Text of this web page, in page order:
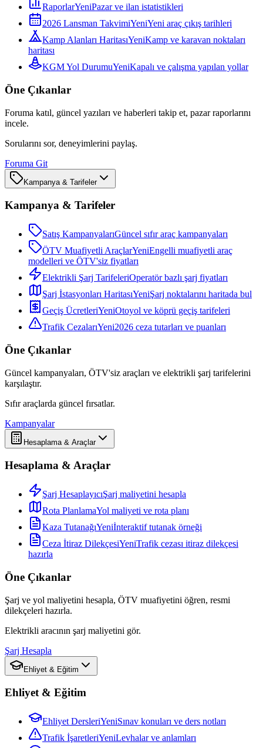
RaporlarYeniPazar ve ilan istatistikleri
2026 Lansman TakvimiYeniYeni araç çıkış tarihleri
Kamp Alanları HaritasıYeniKamp ve karavan noktaları
haritası
KGM Yol DurumuYeniKapalı ve çalışma yapılan yollar
Öne Çıkanlar
Foruma katıl, güncel yazıları ve haberleri takip et, pazar raporlarını
incele.
Sorularını sor, deneyimlerini paylaş.
Foruma Git
Kampanya & Tarifeler
Kampanya & Tarifeler
Satış KampanyalarıGüncel sıfır araç kampanyaları
ÖTV Muafiyetli AraçlarYeniEngelli muafiyetli araç
modelleri ve ÖTV'siz fiyatları
Elektrikli Şarj TarifeleriOperatör bazlı şarj fiyatları
Şarj İstasyonları HaritasıYeniŞarj noktalarını haritada bul
Geçiş ÜcretleriYeniOtoyol ve köprü geçiş tarifeleri
Trafik CezalarıYeni2026 ceza tutarları ve puanları
Öne Çıkanlar
Güncel kampanyaları, ÖTV'siz araçları ve elektrikli şarj tarifelerini
karşılaştır.
Sıfır araçlarda güncel fırsatlar.
Kampanyalar
Hesaplama & Araçlar
Hesaplama & Araçlar
Şarj HesaplayıcıŞarj maliyetini hesapla
Rota PlanlamaYol maliyeti ve rota planı
Kaza TutanağıYeniİnteraktif tutanak örneği
Ceza İtiraz DilekçesiYeniTrafik cezası itiraz dilekçesi
hazırla
Öne Çıkanlar
Şarj ve yol maliyetini hesapla, ÖTV muafiyetini öğren, resmi
dilekçeleri hazırla.
Elektrikli aracının şarj maliyetini gör.
Şarj Hesapla
Ehliyet & Eğitim
Ehliyet & Eğitim
Ehliyet DersleriYeniSınav konuları ve ders notları
Trafik İşaretleriYeniLevhalar ve anlamları